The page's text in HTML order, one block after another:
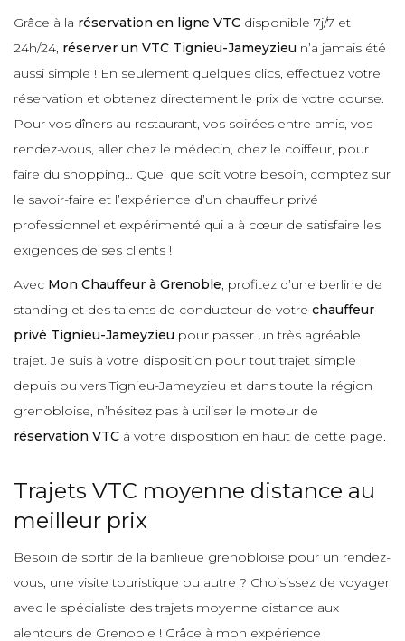
Grâce à la réservation en ligne VTC disponible 7j/7 et
24h/24, réserver un VTC Tignieu-Jameyzieu n’a jamais été
aussi simple ! En seulement quelques clics, effectuez votre
réservation et obtenez directement le prix de votre course.
Pour vos dîners au restaurant, vos soirées entre amis, vos
rendez-vous, aller chez le médecin, chez le coiffeur, pour
faire du shopping… Quel que soit votre besoin, comptez sur
le savoir-faire et l’expérience d’un chauffeur privé
professionnel et expérimenté qui a à cœur de satisfaire les
exigences de ses clients !
Avec Mon Chauffeur à Grenoble, profitez d’une berline de
standing et des talents de conducteur de votre chauffeur
privé Tignieu-Jameyzieu pour passer un très agréable
trajet. Je suis à votre disposition pour tout trajet simple
depuis ou vers Tignieu-Jameyzieu et dans toute la région
grenobloise, n’hésitez pas à utiliser le moteur de
réservation VTC à votre disposition en haut de cette page.
Trajets VTC moyenne distance au
meilleur prix
Besoin de sortir de la banlieue grenobloise pour un rendez-
vous, une visite touristique ou autre ? Choisissez de voyager
avec le spécialiste des trajets moyenne distance aux
alentours de Grenoble ! Grâce à mon expérience